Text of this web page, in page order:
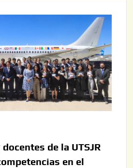
de la UTSJR
en el